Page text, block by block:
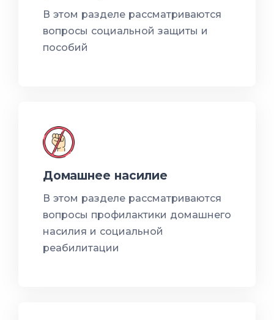
В этом разделе рассматриваются
вопросы социальной защиты и
пособий
Домашнее насилие
В этом разделе рассматриваются
вопросы профилактики домашнего
насилия и социальной
реабилитации